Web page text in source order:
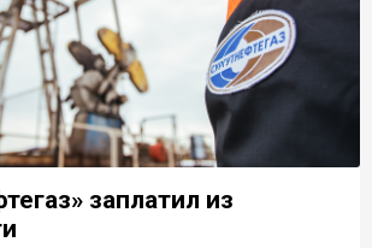
заплатил из